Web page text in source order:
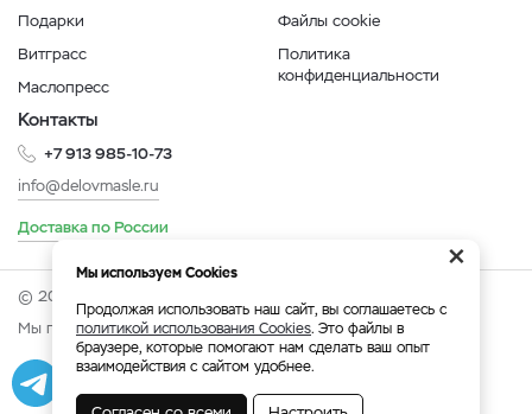
Подарки
Витграсс
Маслопресс
Файлы cookie
Политика
конфиденциальности
Контакты
+7 913 985-10-73
info@delovmasle.ru
Доставка по России
© 2026 Интернет-магазин "Дело в масле".
Мы принимаем:
Разработка Веб-аналитика
×
Мы используем Cookies
Продолжая использовать наш сайт, вы соглашаетесь с
политикой использования Cookies. Это файлы в
браузере, которые помогают нам сделать ваш опыт
взаимодействия с сайтом удобнее.